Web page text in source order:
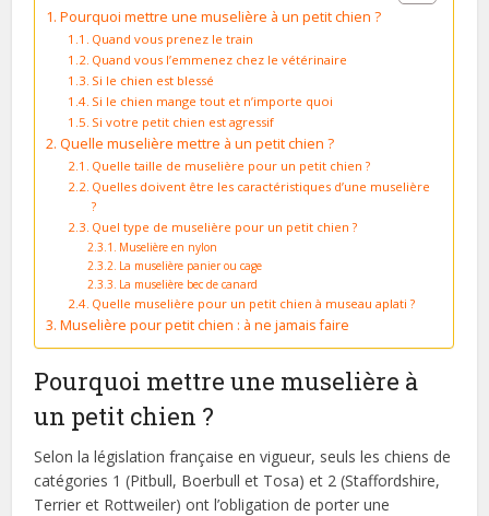
Pourquoi mettre une muselière à un petit chien ?
Quand vous prenez le train
Quand vous l’emmenez chez le vétérinaire
Si le chien est blessé
Si le chien mange tout et n’importe quoi
Si votre petit chien est agressif
Quelle muselière mettre à un petit chien ?
Quelle taille de muselière pour un petit chien ?
Quelles doivent être les caractéristiques d’une muselière
?
Quel type de muselière pour un petit chien ?
Muselière en nylon
La muselière panier ou cage
La muselière bec de canard
Quelle muselière pour un petit chien à museau aplati ?
Muselière pour petit chien : à ne jamais faire
Pourquoi mettre une muselière à
un petit chien ?
Selon la législation française en vigueur, seuls les chiens de
catégories 1 (Pitbull, Boerbull et Tosa) et 2 (Staffordshire,
Terrier et Rottweiler) ont l’obligation de porter une